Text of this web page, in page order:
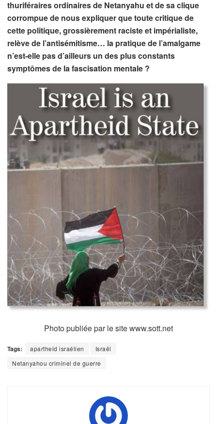
thuriféraires ordinaires de Netanyahu et de sa clique
corrompue de nous expliquer que toute critique de
cette politique, grossièrement raciste et impérialiste,
relève de l’antisémitisme… la pratique de l’amalgame
n’est-elle pas d’ailleurs un des plus constants
symptômes de la fascisation mentale ?
Photo publiée par le site www.sott.net
Tags: apartheid israélien
Israël
Netanyahou criminel de guerre